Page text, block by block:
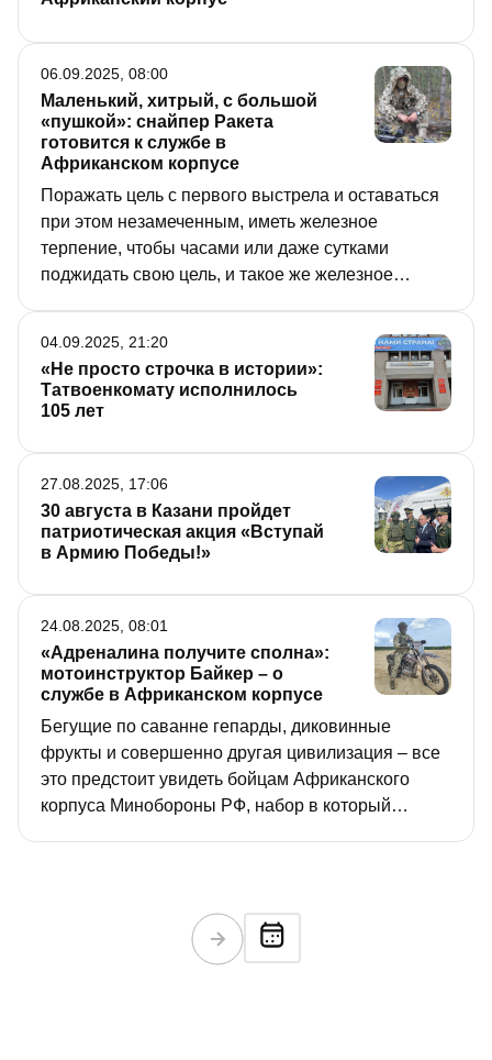
Маленький, хитрый, с большой
«пушкой»: снайпер Ракета
готовится к службе в
Африканском корпусе
Поражать цель с первого выстрела и оставаться
при этом незамеченным, иметь железное
терпение, чтобы часами или даже сутками
поджидать свою цель, и такое же железное
Корреспондент «РТ» узнал, как готовят
представителей этой важнейшей воинской
специальности для Африканского корпуса
06.09.2025, 08:00
«Не просто строчка в истории»:
Татвоенкомату исполнилось
105 лет
04.09.2025, 21:20
30 августа в Казани пройдет
патриотическая акция «Вступай
в Армию Победы!»
27.08.2025, 17:06
«Адреналина получите сполна»:
мотоинструктор Байкер – о
службе в Африканском корпусе
Бегущие по саванне гепарды, диковинные
фрукты и совершенно другая цивилизация – все
это предстоит увидеть бойцам Африканского
корпуса Минобороны РФ, набор в который
рассказал «РТ» мотоинструктор с говорящим
позывным Байкер, который работает на учебной
24.08.2025, 08:01